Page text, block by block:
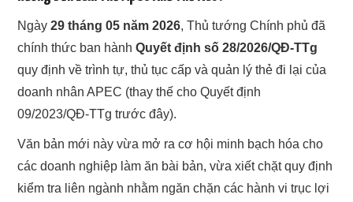
Ngày29 tháng 05 năm 2026, Thủ tướng Chính phủ đã
chính thức ban hànhQuyết định số 28/2026/QĐ-TTg
quy định về trình tự, thủ tục cấp và quản lý thẻ đi lại của
doanh nhân APEC (thay thế cho Quyết định
09/2023/QĐ-TTg trước đây).
Văn bản mới này vừa mở ra cơ hội minh bạch hóa cho
các doanh nghiệp làm ăn bài bản, vừa xiết chặt quy định
kiểm tra liên ngành nhằm ngăn chặn các hành vi trục lợi